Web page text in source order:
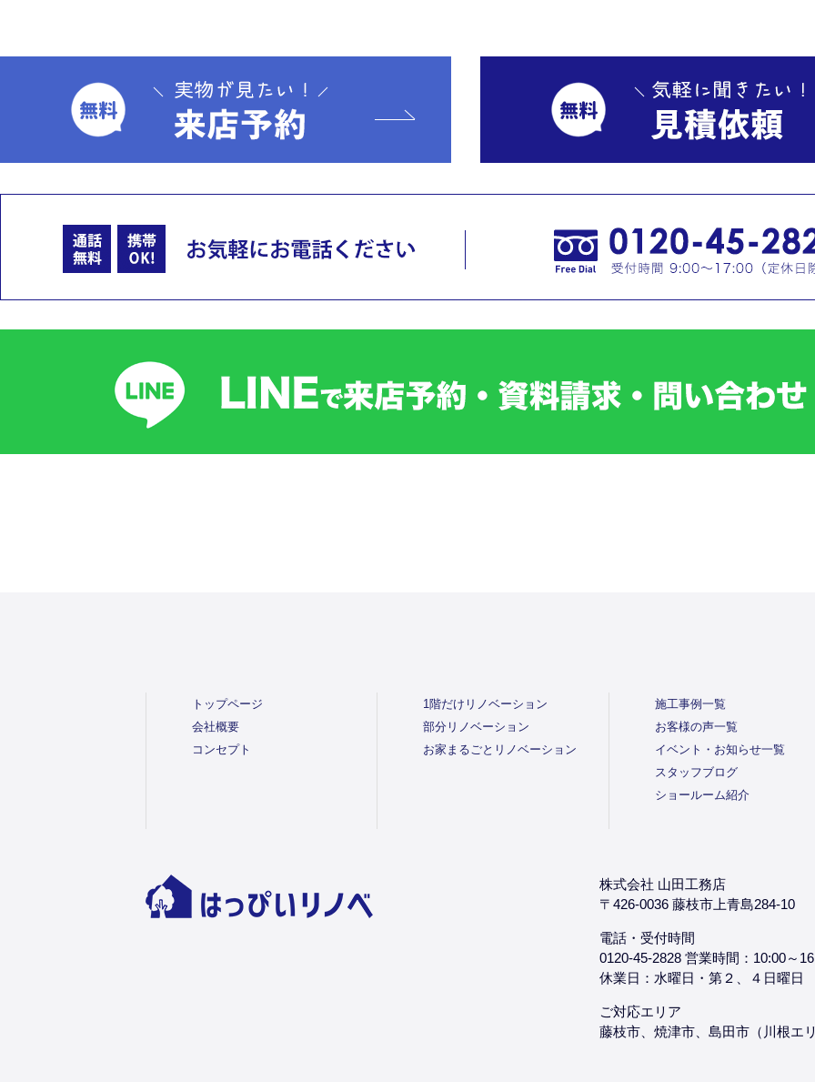
トップページ
会社概要
コンセプト
1階だけリノベーション
部分リノベーション
お家まるごとリノベーション
施工事例一覧
お客様の声一覧
イベント・お知らせ一覧
スタッフブログ
ショールーム紹介
株式会社 山田工務店
〒426-0036 藤枝市上青島284-10
電話・受付時間
0120-45-2828 営業時間：10:00～
休業日：水曜日・第２、４日曜日
ご対応エリア
藤枝市、焼津市、島田市（川根エ